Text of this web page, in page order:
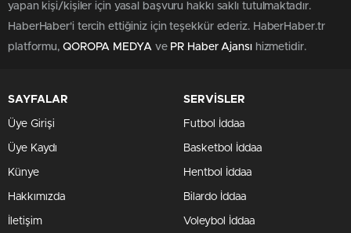
yapan kişi/kişiler için yasal başvuru hakkı saklı tutulmaktadır.
HaberHaber'i tercih ettiğiniz için teşekkür ederiz. HaberHaber.tr
platformu, QOROPA MEDYAve PR Haber Ajansıhizmetidir.
SAYFALAR
Üye Girişi
Üye Kaydı
Künye
Hakkımızda
İletişim
SERVİSLER
Futbol İddaa
Basketbol İddaa
Hentbol İddaa
Bilardo İddaa
Voleybol İddaa